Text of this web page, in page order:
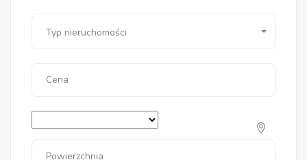
Typ nieruchomości
Cena
Powierzchnia